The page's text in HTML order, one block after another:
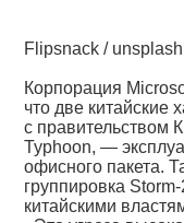
Flipsnack /
Корпорация
что две китайские
с правительством
Typhoon, —
офисного пакета.
группировка
китайскими